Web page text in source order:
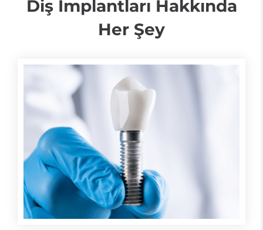
Diş İmplantları Hakkında
Her Şey